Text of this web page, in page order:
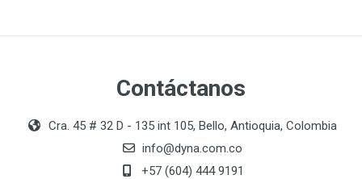
Contáctanos
Cra. 45 # 32 D - 135 int 105, Bello, Antioquia, Colombia
info@dyna.com.co
+57 (604) 444 9191